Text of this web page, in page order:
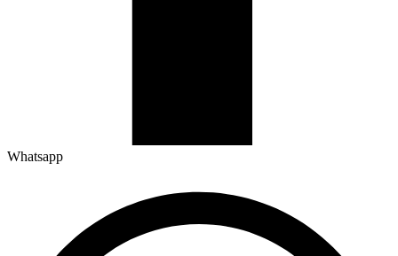
Whatsapp